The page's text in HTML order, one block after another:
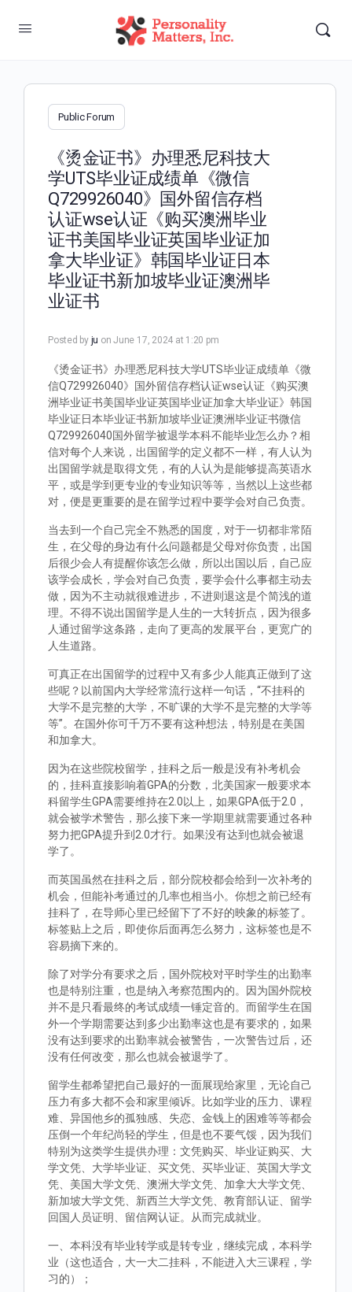
Public Forum
《烫金证书》办理悉尼科技大
学UTS毕业证成绩单《微信
Q729926040》国外留信存档
认证wse认证《购买澳洲毕业
证书美国毕业证英国毕业证加
拿大毕业证》韩国毕业证日本
毕业证书新加坡毕业证澳洲毕
业证书
Posted by ju on June 17, 2024 at 1:20 pm
《烫金证书》办理悉尼科技大学UTS毕业证成绩单《微
信Q729926040》国外留信存档认证wse认证《购买澳
洲毕业证书美国毕业证英国毕业证加拿大毕业证》韩国
毕业证日本毕业证书新加坡毕业证澳洲毕业证书微信
Q729926040国外留学被退学本科不能毕业怎么办？相
信对每个人来说，出国留学的定义都不一样，有人认为
出国留学就是取得文凭，有的人认为是能够提高英语水
平，或是学到更专业的专业知识等等，当然以上这些都
对，便是更重要的是在留学过程中要学会对自己负责。
当去到一个自己完全不熟悉的国度，对于一切都非常陌
生，在父母的身边有什么问题都是父母对你负责，出国
后很少会人有提醒你该怎么做，所以出国以后，自己应
该学会成长，学会对自己负责，要学会什么事都主动去
做，因为不主动就很难进步，不进则退这是个简浅的道
理。不得不说出国留学是人生的一大转折点，因为很多
人通过留学这条路，走向了更高的发展平台，更宽广的
人生道路。
可真正在出国留学的过程中又有多少人能真正做到了这
些呢？以前国内大学经常流行这样一句话，“不挂科的
大学不是完整的大学，不旷课的大学不是完整的大学等
等”。在国外你可千万不要有这种想法，特别是在美国
和加拿大。
因为在这些院校留学，挂科之后一般是没有补考机会
的，挂科直接影响着GPA的分数，北美国家一般要求本
科留学生GPA需要维持在2.0以上，如果GPA低于2.0，
就会被学术警告，那么接下来一学期里就需要通过各种
努力把GPA提升到2.0才行。如果没有达到也就会被退
学了。
而英国虽然在挂科之后，部分院校都会给到一次补考的
机会，但能补考通过的几率也相当小。你想之前已经有
挂科了，在导师心里已经留下了不好的映象的标签了。
标签贴上之后，即使你后面再怎么努力，这标签也是不
容易摘下来的。
除了对学分有要求之后，国外院校对平时学生的出勤率
也是特别注重，也是纳入考察范围内的。因为国外院校
并不是只看最终的考试成绩一锤定音的。而留学生在国
外一个学期需要达到多少出勤率这也是有要求的，如果
没有达到要求的出勤率就会被警告，一次警告过后，还
没有任何改变，那么也就会被退学了。
留学生都希望把自己最好的一面展现给家里，无论自己
压力有多大都不会和家里倾诉。比如学业的压力、课程
难、异国他乡的孤独感、失恋、金钱上的困难等等都会
压倒一个年纪尚轻的学生，但是也不要气馁，因为我们
特别为这类学生提供办理：文凭购买、毕业证购买、大
学文凭、大学毕业证、买文凭、买毕业证、英国大学文
凭、美国大学文凭、澳洲大学文凭、加拿大大学文凭、
新加坡大学文凭、新西兰大学文凭、教育部认证、留学
回国人员证明、留信网认证。从而完成就业。
一、本科没有毕业转学或是转专业，继续完成，本科学
业（这也适合，大一大二挂科，不能进入大三课程，学
习的）；